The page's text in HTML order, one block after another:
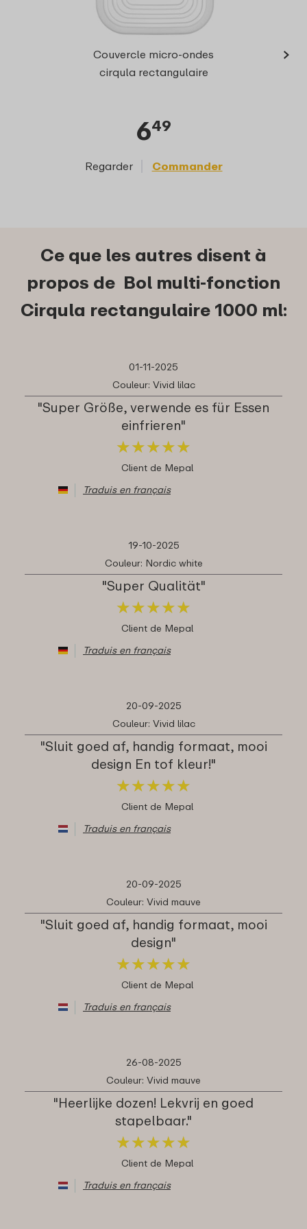
Couvercle micro-ondes
cirqula rectangulaire
649
Regarder Commander
›
Ce que les autres disent à
propos de Bol multi-fonction
Cirqula rectangulaire 1000 ml:
01-11-2025
Couleur: Vivid lilac
"Super Größe, verwende es für Essen
einfrieren"
★★★★★
★★★★★
Client de Mepal
Traduis en français
19-10-2025
Couleur: Nordic white
"Super Qualität"
★★★★★
★★★★★
Client de Mepal
Traduis en français
20-09-2025
Couleur: Vivid lilac
"Sluit goed af, handig formaat, mooi
design En tof kleur!"
★★★★★
★★★★★
Client de Mepal
Traduis en français
20-09-2025
Couleur: Vivid mauve
"Sluit goed af, handig formaat, mooi
design"
★★★★★
★★★★★
Client de Mepal
Traduis en français
26-08-2025
Couleur: Vivid mauve
"Heerlijke dozen! Lekvrij en goed
stapelbaar."
★★★★★
★★★★★
Client de Mepal
Traduis en français